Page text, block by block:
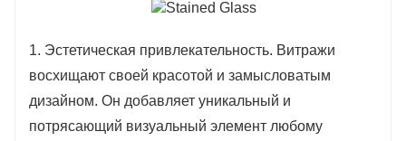
1. Эстетическая привлекательность. Витражи
восхищают своей красотой и замысловатым
дизайном. Он добавляет уникальный и
потрясающий визуальный элемент любому